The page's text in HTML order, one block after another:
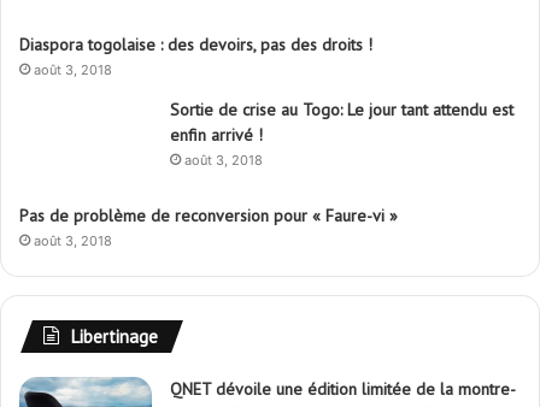
Diaspora togolaise : des devoirs, pas des droits !
août 3, 2018
Sortie de crise au Togo: Le jour tant attendu est
enfin arrivé !
août 3, 2018
Pas de problème de reconversion pour « Faure-vi »
août 3, 2018
Libertinage
QNET dévoile une édition limitée de la montre-